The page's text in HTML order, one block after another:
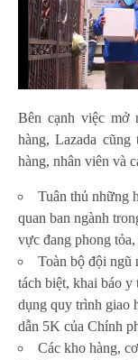
Bên cạnh việc mở
hàng, Lazada cũng
hàng, nhân viên và
Tuân thủ những
quan ban ngành
vực đang phong
Toàn bộ đội ngũ
tách biệt, khai báo y
dụng quy trình giao
dẫn 5K của Chính
Các kho hàng,